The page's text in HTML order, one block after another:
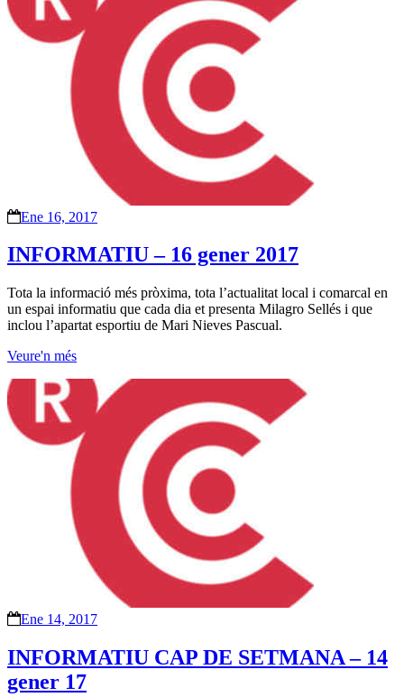
Ene 16, 2017
INFORMATIU – 16 gener 2017
Tota la informació més pròxima, tota l’actualitat local i comarcal en
un espai informatiu que cada dia et presenta Milagro Sellés i que
inclou l’apartat esportiu de Mari Nieves Pascual.
Veure'n més
Ene 14, 2017
INFORMATIU CAP DE SETMANA – 14
gener 17